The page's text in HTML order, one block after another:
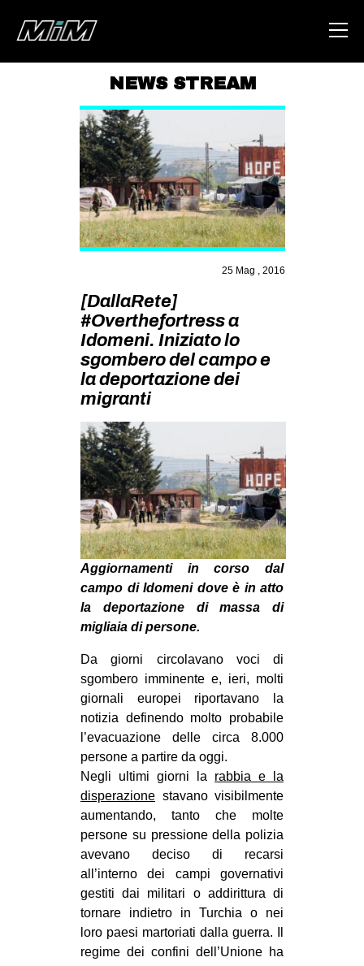
AREA
DEGENERAZIONE
GAZA FREESTYLE
STUDENTI TSUNAMI
ZAM
MILANO
MOBILITAZIONI
SPORT POPOLARE
MOVIMENTI
AMBIENTE
ANTIFASCISMO
DIRITTO ALL’ABITARE
GENERI
MIGRAZIONI
PRECARIATO
REPRESSIONE
STUDENTI
CULTURE
ARTE
CINEMA
MANIFESTI
MUSICA
RECENSIONI
INTERNAZIONALE
NEWS STREAM
25 Mag , 2016
[DallaRete]
#Overthefortress a
Idomeni. Iniziato lo
sgombero del campo e
la deportazione dei
migranti
Aggiornamenti in corso dal
campo di Idomeni dove è in atto
la deportazione di massa di
migliaia di persone.
Da giorni circolavano voci di
sgombero imminente e, ieri, molti
giornali europei riportavano la
notizia definendo molto probabile
l’evacuazione delle circa 8.000
persone a partire da oggi.
Negli ultimi giorni la rabbia e la
disperazione stavano visibilmente
aumentando, tanto che molte
persone su pressione della polizia
avevano deciso di recarsi
all’interno dei campi governativi
gestiti dai militari o addirittura di
tornare indietro in Turchia o nei
loro paesi martoriati dalla guerra. Il
regime dei confini dell’Unione ha